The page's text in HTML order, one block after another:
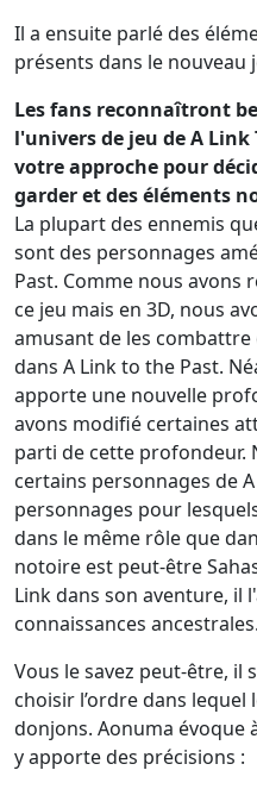
Il a ensuite parlé des
présents dans le nouveau
Les fans reconnaîtront
l'univers de jeu de A Link
votre approche pour
garder et des éléments
La plupart des ennemis
sont des personnages
Past. Comme nous avons
ce jeu mais en 3D, nous
amusant de les
dans A Link to the Past.
apporte une nouvelle
avons modifié certaines
parti de cette profondeur.
certains personnages de
personnages pour
dans le même rôle que
notoire est peut-être
Link dans son aventure, il
connaissances ancestrales.
Vous le savez peut-être, il
choisir l’ordre dans
donjons. Aonuma évoque
y apporte des précisions :